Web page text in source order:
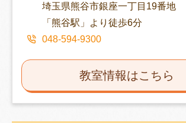
埼玉県熊谷市銀座一丁目19番地
「熊谷駅」より徒歩6分
048-594-9300
教室情報はこちら